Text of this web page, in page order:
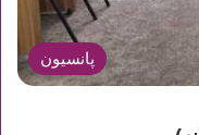
پانسیون